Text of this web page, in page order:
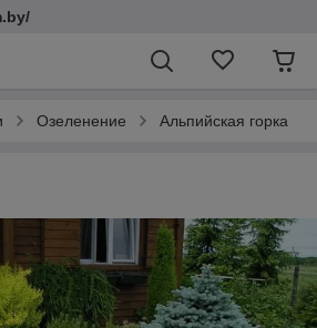
Озеленение Альпийская горка